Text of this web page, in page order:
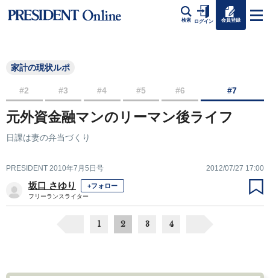
検索 ログイン 会員登録
家計の現状ルポ
#2 #3 #4 #5 #6 #7
元外資金融マンのリーマン後ライフ
日課は妻の弁当づくり
PRESIDENT 2010年7月5日号 2012/07/27 17:00
坂口 さゆり +フォロー
フリーランスライター
1 2 3 4